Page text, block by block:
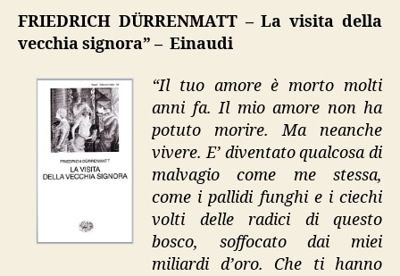
della
FRIEDRICH DÜRRENMATT – La visita della
vecchia signora” – Einaudi
“Il tuo amore è morto molti
anni fa. Il mio amore non ha
potuto morire. Ma neanche
vivere. E’ diventato qualcosa di
malvagio come me stessa,
come i pallidi funghi e i ciechi
volti delle radici di questo
bosco, soffocato dai miei
miliardi d’oro. Che ti hanno